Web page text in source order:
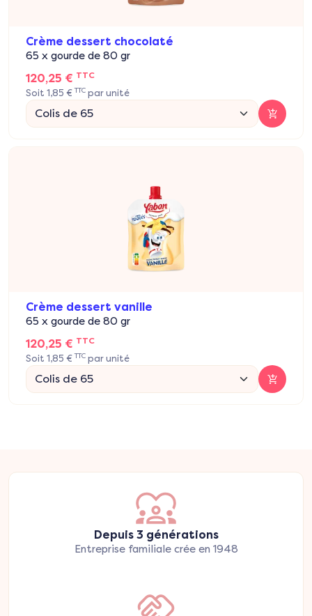
Crème dessert chocolaté
65 x gourde de 80 gr
120,25 € TTC
Soit 1,85 € TTC par unité
Crème dessert vanille
65 x gourde de 80 gr
120,25 € TTC
Soit 1,85 € TTC par unité
Depuis 3 générations
Entreprise familiale crée en 1948